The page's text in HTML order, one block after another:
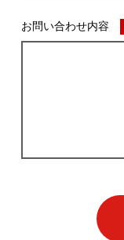
お問い合わせ内容